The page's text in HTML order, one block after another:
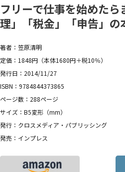
フリーで仕事を始めた
理」「税金」「申告」の
著者：笠原清明
定価：1848円（本体1680円＋税10％）
発行日：2014/11/27
ISBN：9784844373865
ページ数：288ページ
サイズ：B5変形（mm）
発行：クロスメディア・パブリッシング
発売：インプレス